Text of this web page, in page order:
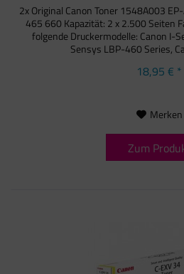
2x Original Canon Toner 1548A003
465 660 Kapazität: 2 x 2.500 Seiten
folgende Druckermodelle: Canon I-
Sensys LBP-460 Series,
18,95 € *
Merken
Zum